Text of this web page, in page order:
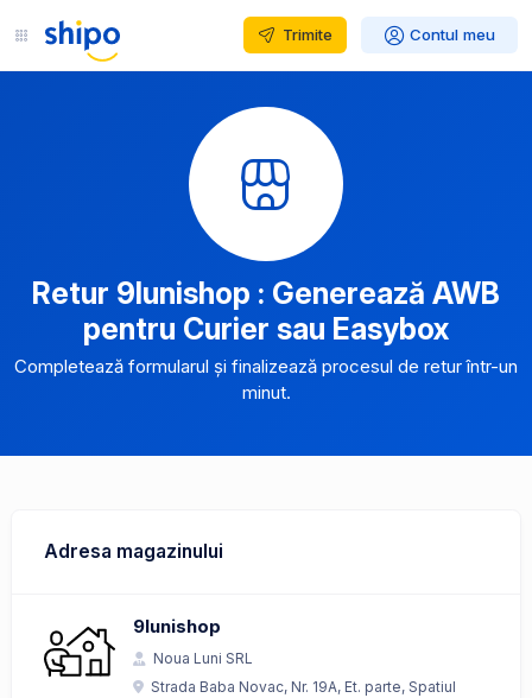
Trimite Contul meu
Retur 9lunishop : Generează AWB
pentru Curier sau Easybox
Completează formularul și finalizează procesul de retur într-un
minut.
Adresa magazinului
9lunishop
Noua Luni SRL
Strada Baba Novac, Nr. 19A, Et. parte, Spatiul